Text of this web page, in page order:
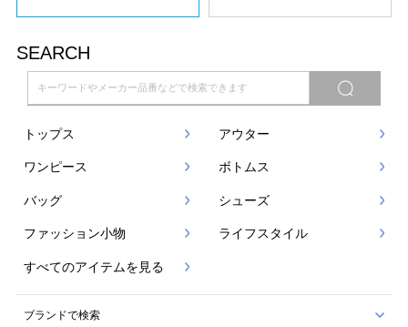
SEARCH
トップス アウター
ワンピース ボトムス
バッグ シューズ
ファッション小物 ライフスタイル
すべてのアイテムを見る
ブランドで検索